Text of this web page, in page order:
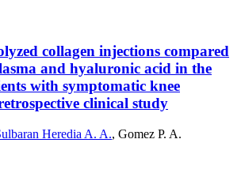
collagen injections compared
and hyaluronic acid in the
with symptomatic knee
clinical study
Heredia A. A., Gomez P. A.